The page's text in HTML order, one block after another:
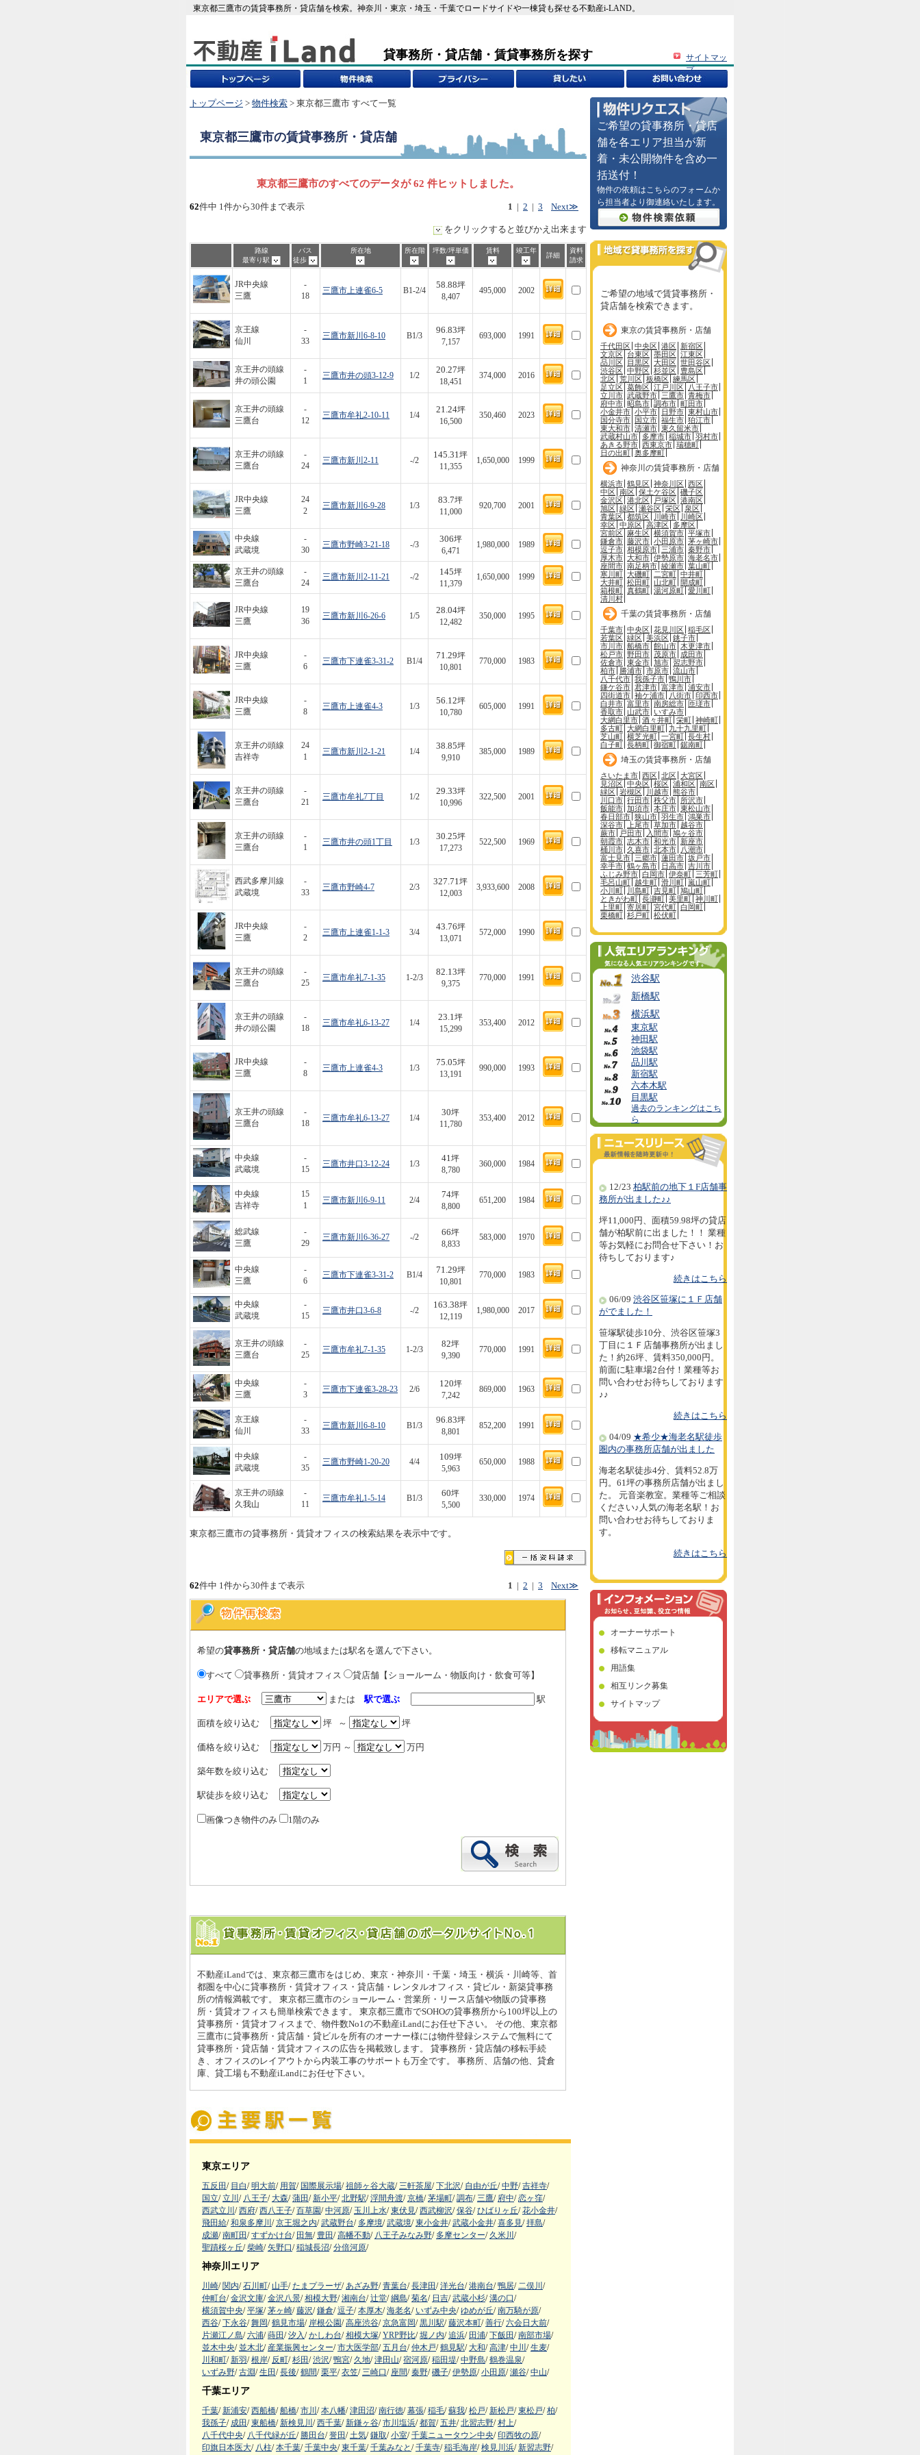
東京都三鷹市の賃貸事務所・貸店舗を検索。神奈川・東京・埼玉・千葉でロードサイドや一棟貸も探せる不動産i-LAND。
貸事務所・貸店舗・賃貸事務所を探す
サイトマッ
プ
トップページ > 物件検索 > 東京都三鷹市 すべて一覧
東京都三鷹市の賃貸事務所・貸店舗
東京都三鷹市のすべてのデータが 62 件ヒットしました。
1 2 3 Next≫
62件中 1件から30件まで表示
をクリックすると並びかえ出来ます
路線
最寄り駅
バス
徒歩
所在地 所在階 坪数/坪単価 賃料 竣工年
詳細
資料
請求
JR中央線
三鷹
-
18
三鷹市上連雀6-5 B1-2/4
58.88坪
8,407
495,000 2002
京王線
仙川
-
33
三鷹市新川6-8-10 B1/3
96.83坪
7,157
693,000 1991
京王井の頭線
井の頭公園
-
1
三鷹市井の頭3-12-9 1/2
20.27坪
18,451
374,000 2016
京王井の頭線
三鷹台
-
12
三鷹市牟礼2-10-11 1/4
21.24坪
16,500
350,460 2023
京王井の頭線
三鷹台
-
24
三鷹市新川2-11 -/2
145.31坪
11,355
1,650,000 1999
JR中央線
三鷹
24
2
三鷹市新川6-9-28 1/3
83.7坪
11,000
920,700 2001
中央線
武蔵境
-
30
三鷹市野崎3-21-18 -/3
306坪
6,471
1,980,000 1989
京王井の頭線
三鷹台
-
24
三鷹市新川2-11-21 -/2
145坪
11,379
1,650,000 1999
JR中央線
三鷹
19
36
三鷹市新川6-26-6 1/5
28.04坪
12,482
350,000 1995
JR中央線
三鷹
-
6
三鷹市下連雀3-31-2 B1/4
71.29坪
10,801
770,000 1983
JR中央線
三鷹
-
8
三鷹市上連雀4-3 1/3
56.12坪
10,780
605,000 1991
京王井の頭線
吉祥寺
24
1
三鷹市新川2-1-21 1/4
38.85坪
9,910
385,000 1989
京王井の頭線
三鷹台
-
21
三鷹市牟礼7丁目 1/2
29.33坪
10,996
322,500 2001
京王井の頭線
三鷹台
-
1
三鷹市井の頭1丁目 1/3
30.25坪
17,273
522,500 1969
西武多摩川線
武蔵境
-
33
三鷹市野崎4-7 2/3
327.71坪
12,003
3,933,600 2008
JR中央線
三鷹
-
2
三鷹市上連雀1-1-3 3/4
43.76坪
13,071
572,000 1990
京王井の頭線
三鷹台
-
25
三鷹市牟礼7-1-35 1-2/3
82.13坪
9,375
770,000 1991
京王井の頭線
井の頭公園
-
18
三鷹市牟礼6-13-27 1/4
23.1坪
15,299
353,400 2012
JR中央線
三鷹
-
8
三鷹市上連雀4-3 1/3
75.05坪
13,191
990,000 1993
京王井の頭線
三鷹台
-
18
三鷹市牟礼6-13-27 1/4
30坪
11,780
353,400 2012
中央線
武蔵境
-
15
三鷹市井口3-12-24 1/3
41坪
8,780
360,000 1984
中央線
吉祥寺
15
1
三鷹市新川6-9-11 2/4
74坪
8,800
651,200 1984
総武線
三鷹
-
29
三鷹市新川6-36-27 -/2
66坪
8,833
583,000 1970
中央線
三鷹
-
6
三鷹市下連雀3-31-2 B1/4
71.29坪
10,801
770,000 1983
中央線
武蔵境
-
15
三鷹市井口3-6-8 -/2
163.38坪
12,119
1,980,000 2017
京王井の頭線
三鷹台
-
25
三鷹市牟礼7-1-35 1-2/3
82坪
9,390
770,000 1991
中央線
三鷹
-
3
三鷹市下連雀3-28-23 2/6
120坪
7,242
869,000 1963
京王線
仙川
-
33
三鷹市新川6-8-10 B1/3
96.83坪
8,801
852,200 1991
中央線
武蔵境
-
35
三鷹市野崎1-20-20 4/4
109坪
5,963
650,000 1988
京王井の頭線
久我山
-
11
三鷹市牟礼1-5-14 B1/3
60坪
5,500
330,000 1974
東京都三鷹市の貸事務所・賃貸オフィスの検索結果を表示中です。
1 2 3 Next≫
62件中 1件から30件まで表示
希望の貸事務所・貸店舗の地域または駅名を選んで下さい。
すべて 貸事務所・賃貸オフィス 貸店舗【ショールーム・物販向け・飲食可等】
エリアで選ぶ または駅で選ぶ 駅
面積を絞り込む 坪 ～ 坪
価格を絞り込む 万円 ～ 万円
築年数を絞り込む
駅徒歩を絞り込む
画像つき物件のみ 1階のみ
不動産iLandでは、東京都三鷹市をはじめ、東京・神奈川・千葉・埼玉・横浜・川崎等、首
都圏を中心に貸事務所・賃貸オフィス・貸店舗・レンタルオフィス・貸ビル・新築貸事務
所の情報満載です。 東京都三鷹市のショールーム・営業所・リース店舗や物販の貸事務
所・賃貸オフィスも簡単検索できます。 東京都三鷹市でSOHOの貸事務所から100坪以上の
貸事務所・賃貸オフィスまで、物件数No1の不動産iLandにお任せ下さい。 その他、東京都
三鷹市に貸事務所・貸店舗・貸ビルを所有のオーナー様には物件登録システムで無料にて
貸事務所・貸店舗・賃貸オフィスの広告を掲載致します。 貸事務所・貸店舗の移転手続
き、オフィスのレイアウトから内装工事のサポートも万全です。 事務所、店舗の他、貸倉
庫、貸工場も不動産iLandにお任せ下さい。
東京エリア
五反田/ 目白/ 明大前/ 用賀/ 国際展示場/ 祖師ヶ谷大蔵/ 三軒茶屋/ 下北沢/ 自由が丘/ 中野/ 吉祥寺/
国立/ 立川 / 八王子/ 大森/ 蒲田/ 新小平/ 北野駅/ 浮間舟渡/ 京橋/ 茅場町/ 調布/ 三鷹/ 府中/ 恋ヶ窪/
西武立川 / 西府/ 西八王子/ 百草園/ 中河原/ 玉川上水/ 東伏見/ 西武柳沢/ 保谷/ ひばりヶ丘/ 花小金井/
飛田給/ 和泉多摩川 / 京王堀之内/ 武蔵野台/ 多摩境/ 武蔵境/ 東小金井/ 武蔵小金井/ 喜多見/ 拝島/
成瀬/ 南町田/ すずかけ台/ 田無/ 豊田/ 高幡不動/ 八王子みなみ野/ 多摩センター/ 久米川 /
聖蹟桜ヶ丘/ 柴崎/ 矢野口/ 稲城長沼/ 分倍河原/
神奈川エリア
川崎/ 関内/ 石川町/ 山手/ たまプラーザ/ あざみ野/ 青葉台/ 長津田/ 洋光台/ 港南台/ 鴨居/ 二俣川 /
仲町台/ 金沢文庫/ 金沢八景/ 相模大野/ 湘南台/ 辻堂/ 綱島/ 菊名/ 日吉/ 武蔵小杉/ 溝の口/
横須賀中央/ 平塚/ 茅ヶ崎/ 藤沢/ 鎌倉/ 逗子/ 本厚木/ 海老名/ いずみ中央/ ゆめが丘/ 南万騎が原/
西谷/ 下永谷/ 舞岡/ 鶴見市場/ 岸根公園/ 高座渋谷/ 京急富岡/ 黒川駅/ 藤沢本町/ 善行/ 六会日大前/
片瀬江ノ島/ 六浦/ 蒔田/ 汐入/ かしわ台/ 相模大塚/ YRP野比/ 堀ノ内/ 追浜/ 田浦/ 下飯田/ 南部市場/
並木中央/ 並木北/ 産業振興センター/ 市大医学部/ 五月台/ 仲木戸/ 鶴見駅/ 大和/ 高津/ 中川 / 生麦/
川和町/ 新羽/ 根岸/ 反町/ 杉田/ 渋沢/ 鴨宮/ 久地/ 津田山/ 宿河原/ 稲田堤/ 中野島/ 鶴巻温泉/
いずみ野/ 古淵/ 生田/ 長後/ 鶴間/ 栗平/ 衣笠/ 三崎口/ 座間/ 秦野/ 磯子/ 伊勢原/ 小田原/ 瀬谷/ 中山/
千葉エリア
千葉/ 新浦安/ 西船橋/ 船橋/ 市川 / 本八幡/ 津田沼/ 南行徳/ 幕張/ 稲毛/ 蘇我/ 松戸/ 新松戸/ 東松戸/ 柏/
我孫子/ 成田/ 東船橋/ 新検見川 / 西千葉/ 新鎌ヶ谷/ 市川塩浜/ 都賀/ 五井/ 北習志野/ 村上/
八千代中央/ 八千代緑が丘/ 勝田台/ 誉田/ 土気/ 鎌取/ 小室/ 千葉ニュータウン中央/ 印西牧の原/
印旗日本医大/ 八柱/ 本千葉/ 千葉中央/ 東千葉/ 千葉みなと/ 千葉寺/ 稲毛海岸/ 検見川浜/ 新習志野/
ご希望の貸事務所・貸店
舗を各エリア担当が新
着・未公開物件を含め一
括送付！
物件の依頼はこちらのフォームか
ら担当者より御連絡いたします。
ご希望の地域で賃貸事務所・
貸店舗を検索できます。
東京の賃貸事務所・店舗
千代田区 中央区 港区 新宿区
文京区 台東区 墨田区 江東区
品川区 目黒区 大田区 世田谷区
渋谷区 中野区 杉並区 豊島区
北区 荒川区 板橋区 練馬区
足立区 葛飾区 江戸川区
八王子市
立川市 武蔵野市 三鷹市 青梅市
府中市 昭島市 調布市 町田市
小金井市 小平市 日野市 東村山市
国分寺市
国立市 福生市 狛江市
東大和市 清瀬市 東久留米市
武蔵村山市 多摩市 稲城市 羽村市
あきる野市 西東京市 瑞穂町
日の出町 奥多摩町
神奈川の賃貸事務所・店舗
横浜市 鶴見区 神奈川区 西区
中区 南区 保土ケ谷区 磯子区
金沢区 港北区 戸塚区 港南区
旭区 緑区 瀬谷区 栄区 泉区
青葉区 都筑区 川崎市
川崎区
幸区 中原区 高津区 多摩区
宮前区 麻生区 横須賀市 平塚市
鎌倉市 藤沢市 小田原市 茅ヶ崎市
逗子市 相模原市 三浦市 秦野市
厚木市 大和市 伊勢原市 海老名市
座間市 南足柄市 綾瀬市 葉山町
寒川町 大磯町 二宮町 中井町
大井町 松田町 山北町 開成町
箱根町 真鶴町 湯河原町 愛川町
清川村
千葉の賃貸事務所・店舗
千葉市 中央区 花見川区 稲毛区
若葉区 緑区 美浜区 銚子市
市川市 船橋市 館山市 木更津市
松戸市 野田市 茂原市 成田市
佐倉市 東金市 旭市 習志野市
柏市 勝浦市 市原市 流山市
八千代市 我孫子市 鴨川市
鎌ケ谷市 君津市 富津市 浦安市
四街道市 袖ケ浦市 八街市 印西市
白井市 富里市 南房総市 匝瑳市
香取市 山武市 いすみ市
大網白里市 酒々井町 栄町 神崎町
多古町 大網白里町 九十九里町
芝山町 横芝光町 一宮町 長生村
白子町 長柄町 御宿町 鋸南町
埼玉の賃貸事務所・店舗
さいたま市 西区 北区 大宮区
見沼区 中央区 桜区 浦和区 南区
緑区 岩槻区 川越市 熊谷市
川口市 行田市 秩父市 所沢市
飯能市 加須市 本庄市 東松山市
春日部市 狭山市 羽生市 鴻巣市
深谷市
上尾市 草加市 越谷市
蕨市
戸田市 入間市 鳩ヶ谷市
朝霞市 志木市 和光市 新座市
桶川市 久喜市 北本市
八潮市
富士見市 三郷市 蓮田市 坂戸市
幸手市 鶴ヶ島市 日高市 吉川市
ふじみ野市 白岡市 伊奈町 三芳町
毛呂山町 越生町 滑川町 嵐山町
小川町
川島町 吉見町 鳩山町
ときがわ町 長瀞町 美里町 神川町
上里町 寄居町 宮代町 白岡町
栗橋町 杉戸町 松伏町
渋谷駅
新橋駅
横浜駅
東京駅
神田駅
池袋駅
品川駅
新宿駅
六本木駅
目黒駅
過去のランキングはこち
ら
12/23 柏駅前の地下１F店舗事
務所が出ました♪♪
坪11,000円、面積59.98坪の貸店
舗が柏駅前に出ました！！ 業種
等お気軽にお問合せ下さい！お
待ちしております♪
続きはこちら
06/09 渋谷区笹塚に１Ｆ店舗
がでました！
笹塚駅徒歩10分、渋谷区笹塚3
丁目に１Ｆ店舗事務所が出まし
た！約26坪、賃料350,000円。
前面に駐車場2台付！業種等お
問い合わせお待ちしております
♪♪
続きはこちら
04/09 ★希少★海老名駅徒歩
圏内の事務所店舗が出ました
海老名駅徒歩4分、賃料52.8万
円。61坪の事務所店舗が出まし
た。 元音楽教室。業種等ご相談
ください♪人気の海老名駅！お
問い合わせお待ちしておりま
す。
続きはこちら
オーナーサポート
移転マニュアル
用語集
相互リンク募集
サイトマップ